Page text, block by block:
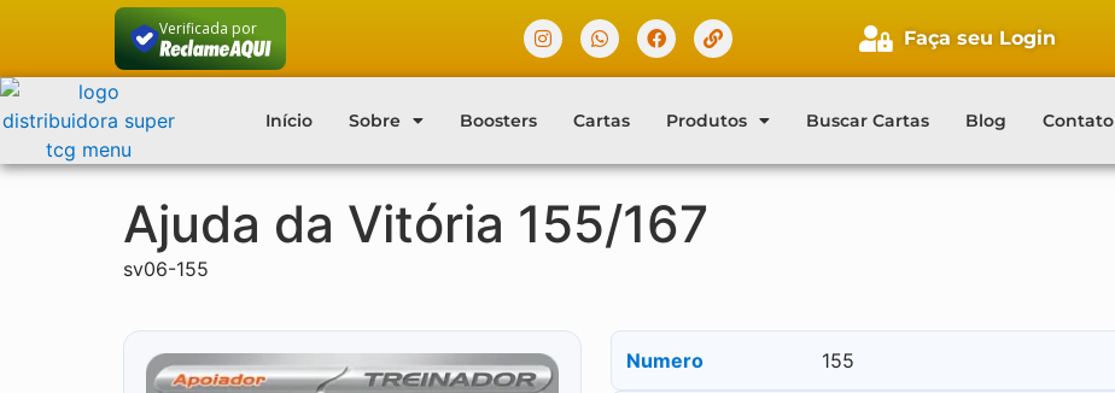
Verificada por Faça seu Login
Início Sobre Boosters Cartas Produtos Buscar Cartas Blog Contato
Ajuda da Vitória 155/167
sv06-155
Numero 155